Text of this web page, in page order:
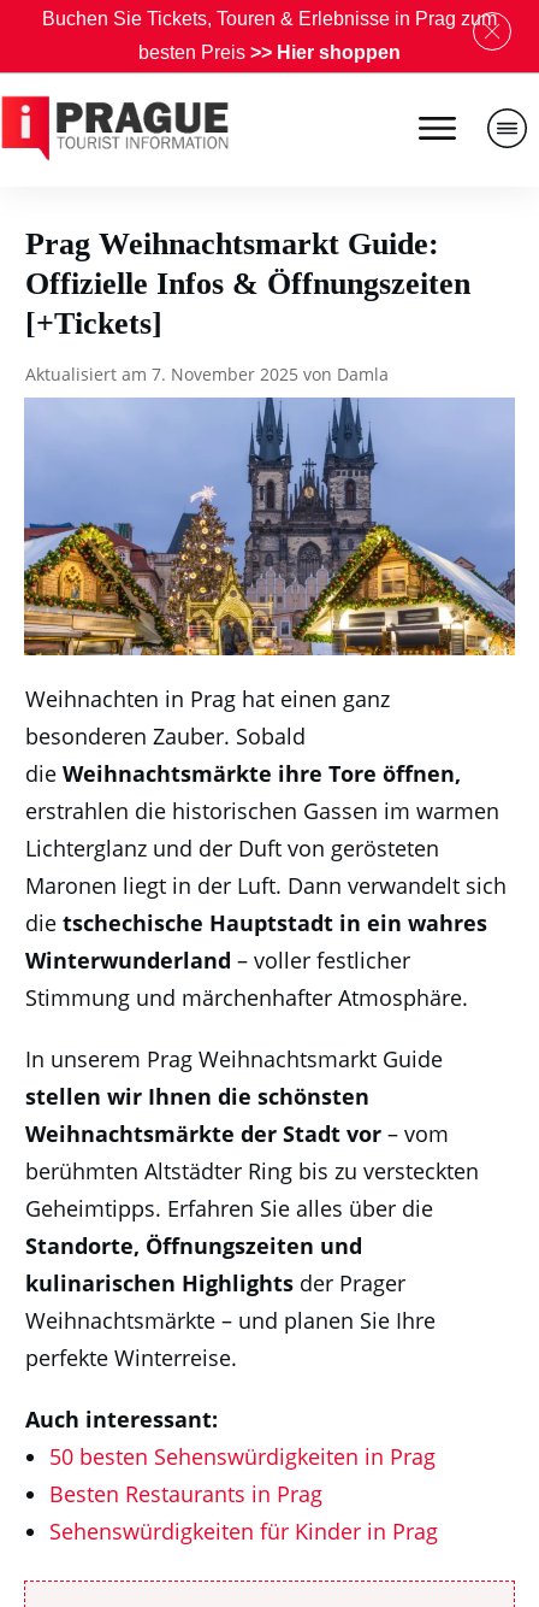
Prag Weihnachtsmarkt Guide:
Offizielle Infos & Öffnungszeiten
[+Tickets]
Aktualisiert am 7. November 2025 von Damla
Weihnachten in Prag hat einen ganz
besonderen Zauber. Sobald
die Weihnachtsmärkte ihre Tore öffnen,
erstrahlen die historischen Gassen im warmen
Lichterglanz und der Duft von gerösteten
Maronen liegt in der Luft. Dann verwandelt sich
die tschechische Hauptstadt in ein wahres
Winterwunderland – voller festlicher
Stimmung und märchenhafter Atmosphäre.
In unserem Prag Weihnachtsmarkt Guide
stellen wir Ihnen die schönsten
Weihnachtsmärkte der Stadt vor – vom
berühmten Altstädter Ring bis zu versteckten
Geheimtipps. Erfahren Sie alles über die
Standorte, Öffnungszeiten und
kulinarischen Highlights der Prager
Weihnachtsmärkte – und planen Sie Ihre
perfekte Winterreise.
Auch interessant:
50 besten Sehenswürdigkeiten in Prag
Besten Restaurants in Prag
Sehenswürdigkeiten für Kinder in Prag
Buchen Sie Tickets, Touren & Erlebnisse in Prag zum
besten Preis >> Hier shoppen